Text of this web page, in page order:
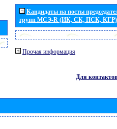
Кандидаты на посты
групп МСЭ-R (ИК, СК, ПСК, КГР)
Прочая информация
Для контактов